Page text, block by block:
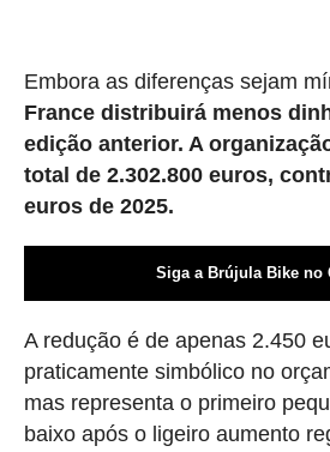
Embora as diferenças sejam
France distribuirá menos
edição anterior. A
total de 2.302.800 euros,
euros de 2025.
Siga a Brújula Bike no
A redução é de apenas 2.450
praticamente simbólico no
mas representa o primeiro
baixo após o ligeiro aumento